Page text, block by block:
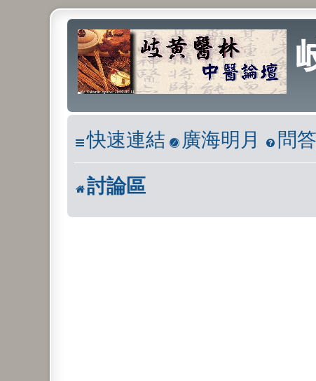
快速連結 廣海明月 問
討論區